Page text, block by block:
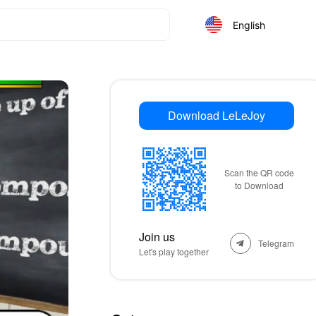
English
Download LeLeJoy
Scan the QR code
to Download
Join us
Let's play together
Telegram